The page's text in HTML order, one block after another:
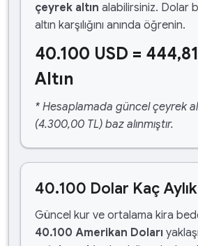
çeyrek altın alabilirsiniz. Dolar
altın karşılığını anında öğrenin.
40.100 USD =
Altın
* Hesaplamada güncel çeyrek
(4.300,00 TL) baz alınmıştır.
40.100 Dolar Kaç
Güncel kur ve ortalama kira
40.100 Amerikan Doları